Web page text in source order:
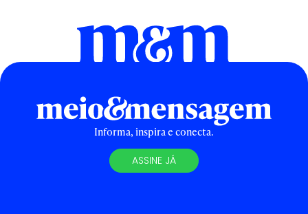
Informa, inspira e conecta.
ASSINE JÁ